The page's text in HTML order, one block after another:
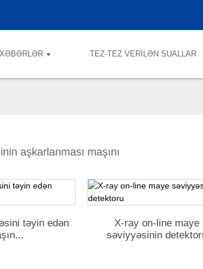
XƏBƏRLƏR TEZ-TEZ VERILƏN SUALLAR
aşkarlanması maşını
təyin edən
X-ray on-line maye
səviyyəsinin